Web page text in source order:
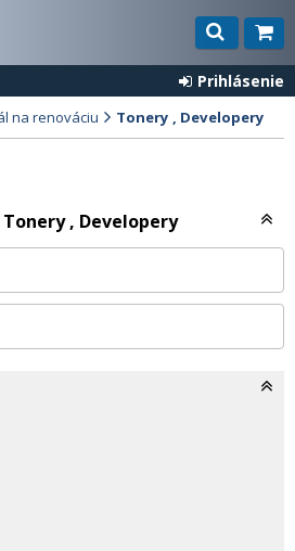
Prihlásenie
na renováciu Tonery , Developery
, Developery